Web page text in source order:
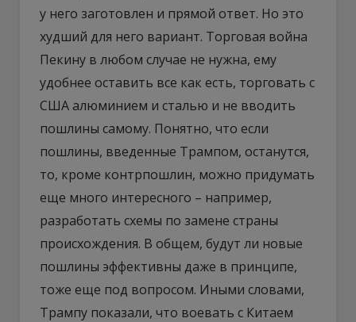
у него заготовлен и прямой ответ. Но это
худший для него вариант. Торговая война
Пекину в любом случае не нужна, ему
удобнее оставить все как есть, торговать с
США алюминием и сталью и не вводить
пошлины самому. Понятно, что если
пошлины, введенные Трампом, останутся,
то, кроме контрпошлин, можно придумать
еще много интересного – например,
разработать схемы по замене страны
происхождения. В общем, будут ли новые
пошлины эффективны даже в принципе,
тоже еще под вопросом. Иными словами,
Трампу показали, что воевать с Китаем